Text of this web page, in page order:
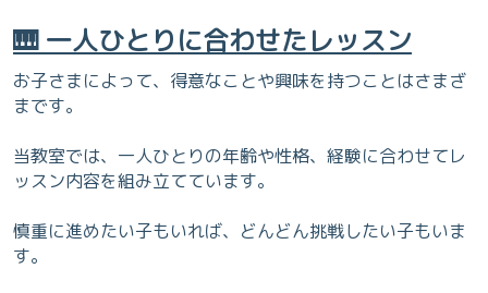
🎹 一人ひとりに合わせたレッスン
お子さまによって、得意なことや興味を持つことはさまざ
まです。
当教室では、一人ひとりの年齢や性格、経験に合わせてレ
ッスン内容を組み立てています。
慎重に進めたい子もいれば、どんどん挑戦したい子もいま
す。